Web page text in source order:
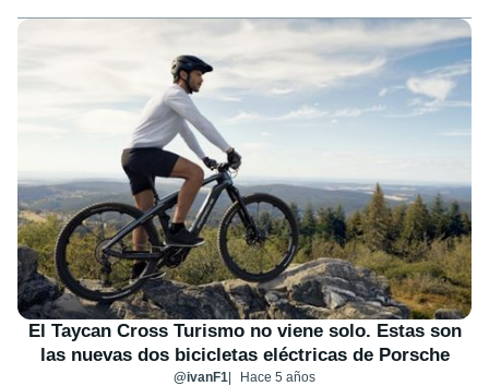
El Taycan Cross Turismo no viene solo. Estas son
las nuevas dos bicicletas eléctricas de Porsche
@ivanF1 Hace 5 años